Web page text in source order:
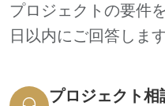
プロジェクトの要件
日以内にご回答します
プロジェクト相